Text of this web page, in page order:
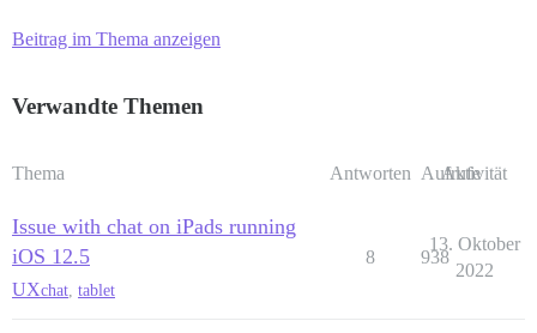
Beitrag im Thema anzeigen
Verwandte Themen
Thema Antworten Aufrufe
Aktivität
Issue with chat on iPads running
iOS 12.5
UXchat tablet
8 938
13. Oktober
2022